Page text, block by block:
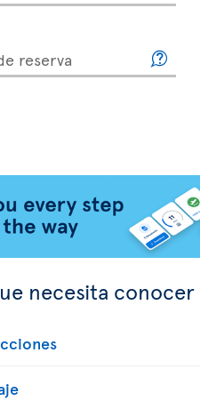
reserva
necesita